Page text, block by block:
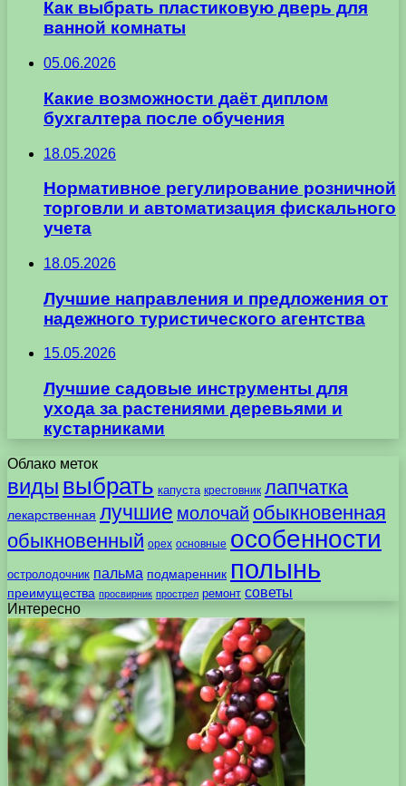
Как выбрать пластиковую дверь для
ванной комнаты
05.06.2026
Какие возможности даёт диплом
бухгалтера после обучения
18.05.2026
Нормативное регулирование розничной
торговли и автоматизация фискального
учета
18.05.2026
Лучшие направления и предложения от
надежного туристического агентства
15.05.2026
Лучшие садовые инструменты для
ухода за растениями деревьями и
кустарниками
Облако меток
виды выбрать капуста крестовник лапчатка
лекарственная лучшие молочай обыкновенная
обыкновенный орех основные особенности
остролодочник пальма подмаренник полынь
преимущества просвирник прострел ремонт советы
Интересно